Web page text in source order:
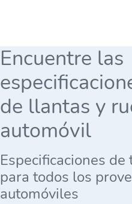
Encuentre las
de llantas y
automóvil
Especificaciones
para todos los
automóviles